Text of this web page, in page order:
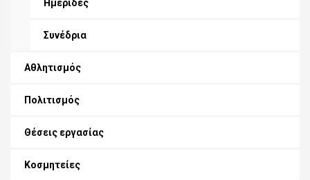
Ημερίδες
Συνέδρια
Αθλητισμός
Πολιτισμός
Θέσεις εργασίας
Κοσμητείες